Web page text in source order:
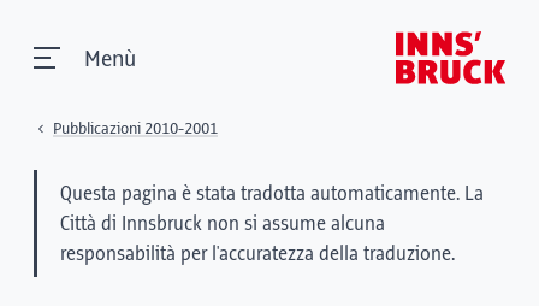
Menù
Pubblicazioni 2010-2001
Questa pagina è stata tradotta automaticamente. La
Città di Innsbruck non si assume alcuna
responsabilità per l'accuratezza della traduzione.